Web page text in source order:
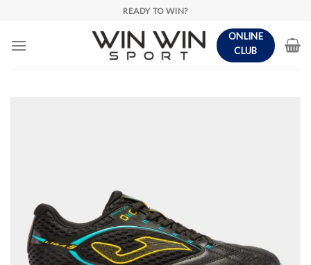
content
READY TO WIN?
ONLINE
CLUB